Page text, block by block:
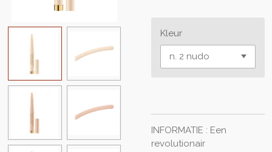
Kleur
INFORMATIE : Een
revolutionair